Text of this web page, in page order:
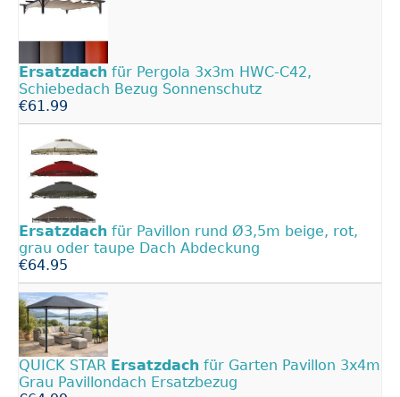
Ersatzdach für Pergola 3x3m HWC-C42,
Schiebedach Bezug Sonnenschutz
€61.99
Ersatzdach für Pavillon rund Ø3,5m beige, rot,
grau oder taupe Dach Abdeckung
€64.95
QUICK STAR Ersatzdach für Garten Pavillon 3x4m
Grau Pavillondach Ersatzbezug